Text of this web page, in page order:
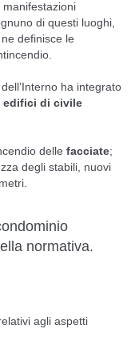
di questi luoghi,
definisce le
ha integrato
edifici di civile
delle facciate;
degli stabili, nuovi
normativa.
agli aspetti